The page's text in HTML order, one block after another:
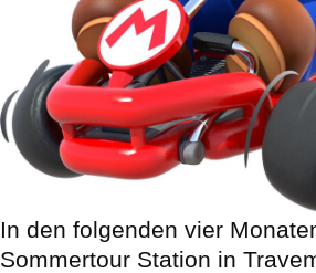
In den folgenden vier
Sommertour Station in